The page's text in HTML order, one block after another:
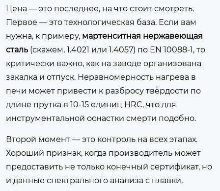
Цена — это последнее, на что стоит смотреть.
Первое — это технологическая база. Если вам
нужна, к примеру, мартенситная нержавеющая
сталь (скажем, 1.4021 или 1.4057) по EN 10088-1, то
критически важно, как на заводе организована
закалка и отпуск. Неравномерность нагрева в
печи может привести к разбросу твёрдости по
длине прутка в 10-15 единиц HRC, что для
инструментальной оснастки смерти подобно.
Второй момент — это контроль на всех этапах.
Хороший признак, когда производитель может
предоставить не только конечный сертификат, но
и данные спектрального анализа с плавки,